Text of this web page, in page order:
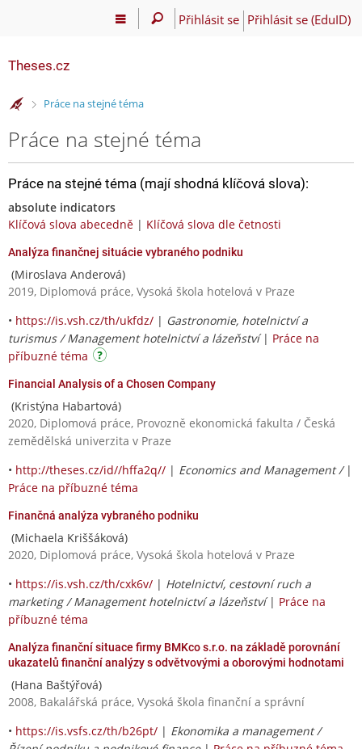
Přihlásit se Přihlásit se (EduID)
Theses.cz
>Práce na stejné téma
Práce na stejné téma
Práce na stejné téma (mají shodná klíčová slova):
absolute indicators
Klíčová slova abecedně | Klíčová slova dle četnosti
Analýza finančnej situácie vybraného podniku
(Miroslava Anderová)
2019, Diplomová práce, Vysoká škola hotelová v Praze
• https://is.vsh.cz/th/ukfdz/ | Gastronomie, hotelnictví a
turismus / Management hotelnictví a lázeňství| Práce na
příbuzné téma
Financial Analysis of a Chosen Company
(Kristýna Habartová)
2020, Diplomová práce, Provozně ekonomická fakulta / Česká
zemědělská univerzita v Praze
• http://theses.cz/id//hffa2q// | Economics and Management / |
Práce na příbuzné téma
Finančná analýza vybraného podniku
(Michaela Kriššáková)
2020, Diplomová práce, Vysoká škola hotelová v Praze
• https://is.vsh.cz/th/cxk6v/ | Hotelnictví, cestovní ruch a
marketing / Management hotelnictví a lázeňství| Práce na
příbuzné téma
Analýza finanční situace firmy BMKco s.r.o. na základě porovnání
ukazatelů finanční analýzy s odvětvovými a oborovými hodnotami
(Hana Baštýřová)
2008, Bakalářská práce, Vysoká škola finanční a správní
• https://is.vsfs.cz/th/b26pt/ | Ekonomika a management /